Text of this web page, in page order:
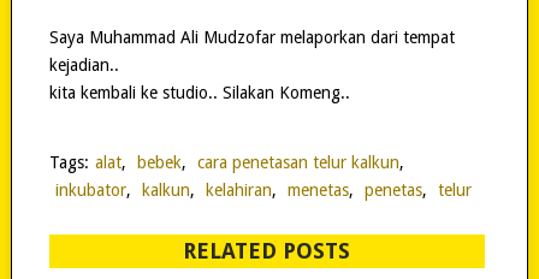
Saya Muhammad Ali Mudzofar melaporkan dari tempat
kejadian..
kita kembali ke studio.. Silakan Komeng..
Tags: alat, bebek, cara penetasan telur kalkun,
inkubator, kalkun, kelahiran, menetas, penetas, telur
RELATED POSTS